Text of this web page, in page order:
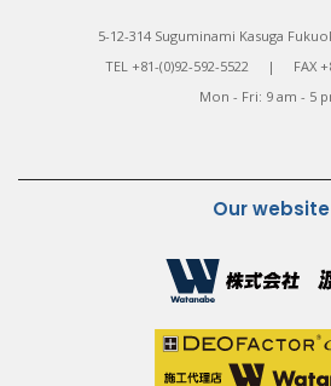
5-12-314 Suguminami Kasuga
TEL +81-(0)92-592-5522 | FAX
Mon - Fri: 9 am - 5
Our website